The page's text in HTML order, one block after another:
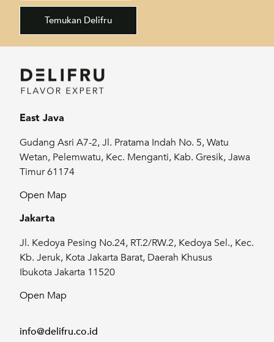
Temukan Delifru
East Java
Gudang Asri A7-2, Jl. Pratama Indah No. 5, Watu
Wetan, Pelemwatu, Kec. Menganti, Kab. Gresik, Jawa
Timur 61174
Open Map
Jakarta
Jl. Kedoya Pesing No.24, RT.2/RW.2, Kedoya Sel., Kec.
Kb. Jeruk, Kota Jakarta Barat, Daerah Khusus
Ibukota Jakarta 11520
Open Map
info@delifru.co.id